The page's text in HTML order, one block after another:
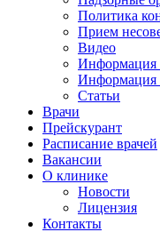
Политика
Прием
Видео
Информация
Информация
Статьи
Врачи
Прейскурант
Расписание врачей
Вакансии
О клинике
Новости
Лицензия
Контакты